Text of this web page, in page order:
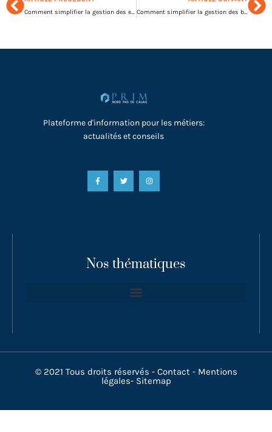
Comment simplifier la gestion des e-mails professionnels grâce à la messagerie ovh en entreprise Comment simplifier la gestion des bulletins de salaire sur ensap pour les entreprises publiques
Plateforme d'information pour les métiers:
actualités et conseils
Nos thématiques
© 2021 Tous droits réservés - Contact- Mentions
légales- Sitemap